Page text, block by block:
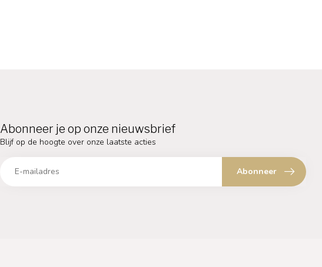
Abonneer je op onze nieuwsbrief
Blijf op de hoogte over onze laatste acties
Abonneer